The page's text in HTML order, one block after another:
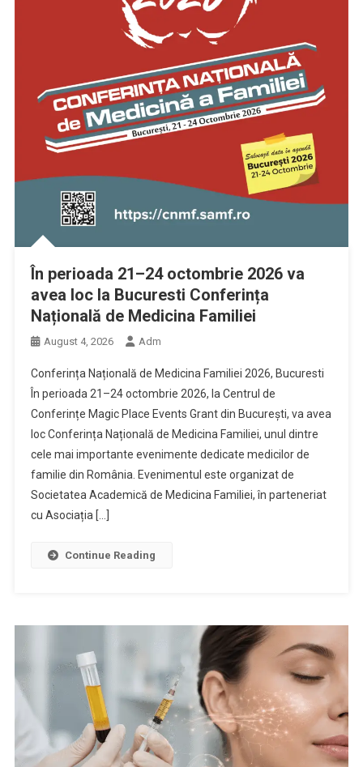
În perioada 21–24 octombrie 2026 va
avea loc la Bucuresti Conferința
Națională de Medicina Familiei
August 4, 2026 Adm
Conferința Națională de Medicina Familiei 2026, Bucuresti
În perioada 21–24 octombrie 2026, la Centrul de
Conferințe Magic Place Events Grant din București, va avea
loc Conferința Națională de Medicina Familiei, unul dintre
cele mai importante evenimente dedicate medicilor de
familie din România. Evenimentul este organizat de
Societatea Academică de Medicina Familiei, în parteneriat
cu Asociația […]
Continue Reading